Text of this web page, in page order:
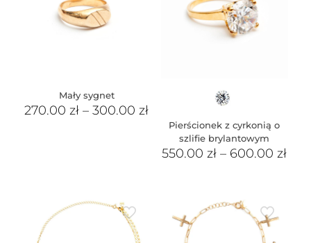
Mały sygnet
270.00zł –300.00zł
Pierścionek z cyrkonią o
szlifie brylantowym
550.00zł – 600.00zł